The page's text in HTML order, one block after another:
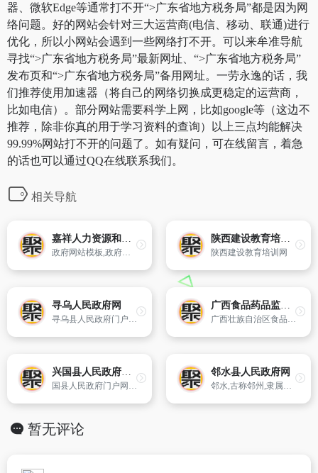
器、微软Edge等通常打不开“>广东省地方税务局”都是因为网
络问题。好的网站会针对三大运营商(电信、移动、联通)进行
优化，所以小网站会遇到一些网络打不开。可以来牟准导航
寻找“>广东省地方税务局”最新网址、“>广东省地方税务局”
发布页和“>广东省地方税务局”备用网址。一劳永逸的话，我
们推荐使用加速器（将自己的网络切换成更稳定的运营商，
比如电信）。部分网站需要科学上网，比如google等（这边不
推荐，除非你真的用于学习资料的查询）以上三点均能解决
99.99%网站打不开的问题了。如有疑问，可在线留言，着急
的话也可以通过QQ在线联系我们。
相关导航
嘉祥人力资源和社会保障局
政府网站模板,政府网站源码,政府网站管理系统,政府网站系统,政府门户网站模板下载,政府网站模板下载,税务网站模板,电子税务系统,税务网站管理系统,公安网站模板,公安网站系统,公安网站模板,林业网站模板,农业网站模板,科技网站模板,教育网站源码,教育网站模板,学校网站模板,学校网站管理系统,
陕西建设教育培训网
陕西建设教育培训网
寻乌人民政府网
寻乌县人民政府门户网站是寻乌县人民政府面向社会的统一平台,是宣传寻乌、展示寻乌对外开放形象的主要窗口,同时也是与公众联络、交流,接受公众监督的重要窗口。网站是由中共寻乌县委 寻乌县人民政府主办,寻乌县信息中心提供技术支持。
广西食品药品监督管理局
广西壮族自治区食品药品监督管理局官方网站。
兴国县人民政府门户网站
国县人民政府门户网站建于2004年10月,是兴国县人民政府履行职能、为民服务的重要窗口,始终坚持“推进政务公开,加强网上办事,增进互动交流”的三大功能定位,以及时公布国家、省、市重大决策、法律法规和规范性文件,积极开展网上公共服务,增进政府与公众的沟通交流,接受公众监督为主要内容。
邻水县人民政府网
邻水,古称邻州,隶属于世纪伟人邓小平的家乡——四川省广安市,川陕渝鄂重要公路交通要道。邻水也是四川省距离重庆主城区及两江新区近城市,东、南分别与重庆市垫江县、长寿区、渝北区接壤,西、北分别与华蓥市、前锋区、达州市大竹县相连。
暂无评论